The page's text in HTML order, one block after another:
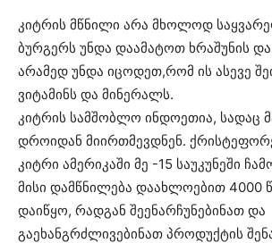
კიტრის მწნილი არა მხოლოდ
ბურგერს უნდა დაამატოთ ხრაშუნის
არამედ უნდა იცოდეთ,რომ ის ასევე
ვიტამინს და მინერალს.
კიტრის სამშობლო ინდოეთია, სადაც
დროიდან მიირთმევდნენ.
კიტრი ამერიკაში მე -15 საუკუნეში
მისი დამწნილება დაახლოებით 4000
დაიწყო, რადგან შეენარჩუნებინათ და
გაეხანგრძლივებინათ პროდუქტის